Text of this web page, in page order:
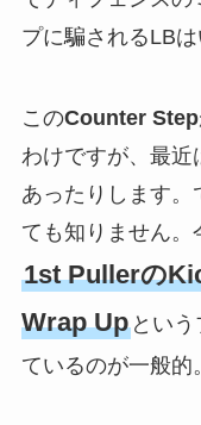
プに騙されるLB
このCounter Step
わけですが、最近
あったりします
ても知りません。
1st Pullerの
Wrap Upという
ているのが一般的。